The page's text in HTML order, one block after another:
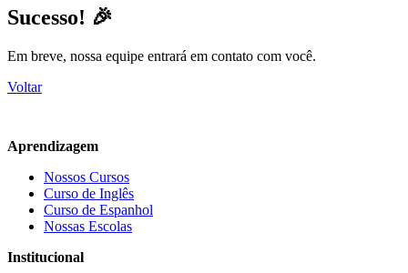
Sucesso! 🎉
Em breve, nossa equipe entrará em contato com você.
Voltar
Aprendizagem
Nossos Cursos
Curso de Inglês
Curso de Espanhol
Nossas Escolas
Institucional